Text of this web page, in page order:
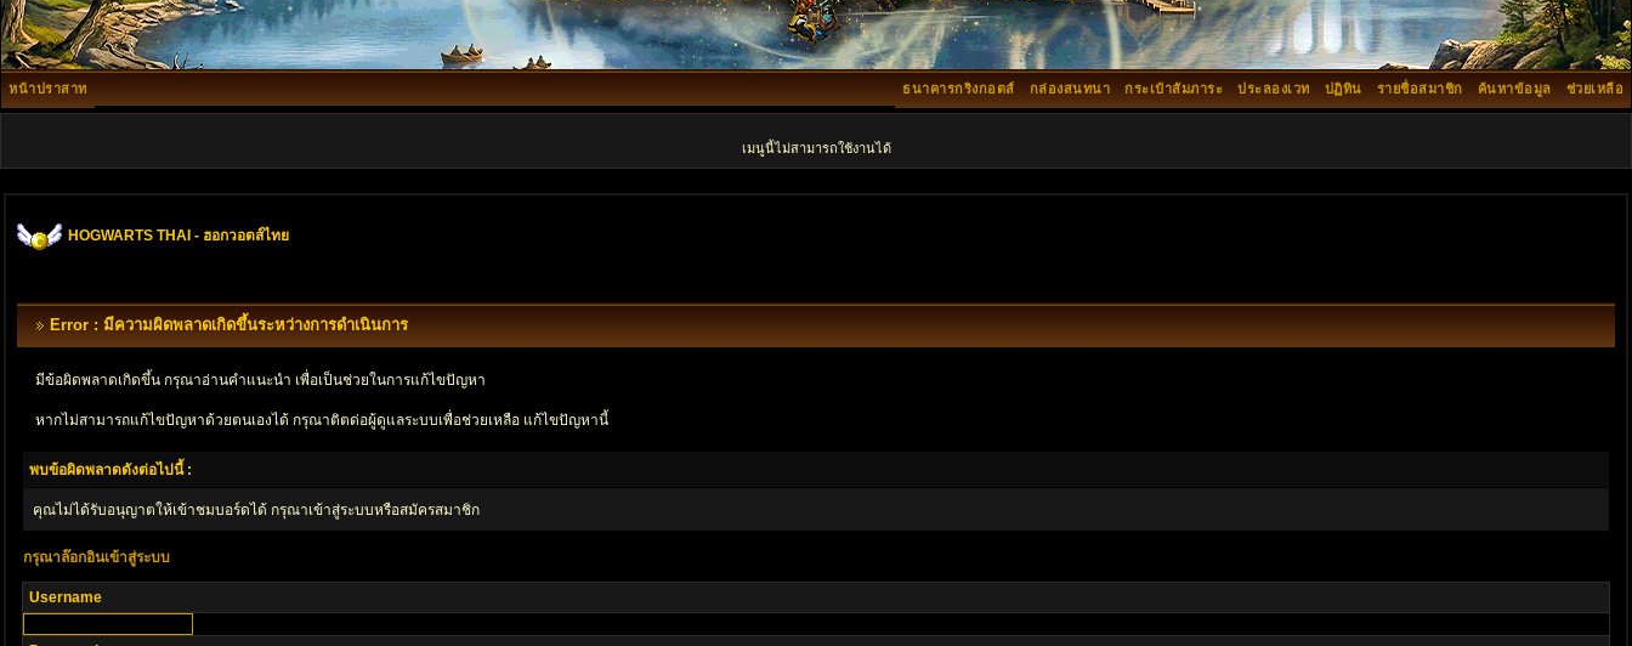
หน้าปราสาท ช่วยเหลือ
ค้นหาข้อมูล
รายชื่อสมาชิก
ปฏิทิน
ประลองเวท
กระเป๋าสัมภาระ
กล่องสนทนา
ธนาคารกริงกอตส์
เมนูนี้ไม่สามารถใช้งานได้
HOGWARTS THAI - ฮอกวอตส์ไทย
Error : มีความผิดพลาดเกิดขึ้นระหว่างการดำเนินการ
มีข้อผิดพลาดเกิดขึ้น กรุณาอ่านคำแนะนำ เพื่อเป็นช่วยในการแก้ไขปัญหา
หากไม่สามารถแก้ไขปัญหาด้วยตนเองได้ กรุณาติตด่อผู้ดูแลระบบเพื่อช่วยเหลือ แก้ไขปัญหานี้
พบข้อผิดพลาดดังต่อไปนี้ :
คุณไม่ได้รับอนุญาตให้เข้าชมบอร์ดได้ กรุณาเข้าสู่ระบบหรือสมัครสมาชิก
กรุณาล๊อกอินเข้าสู่ระบบ
Username